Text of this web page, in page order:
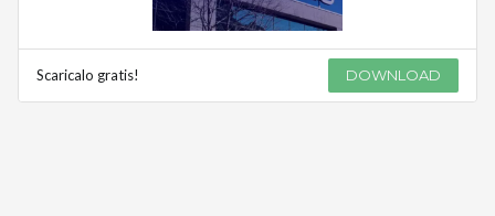
Scaricalo gratis! DOWNLOAD